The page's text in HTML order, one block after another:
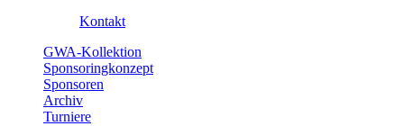
Kontakt
GWA-Kollektion
Sponsoringkonzept
Sponsoren
Archiv
Turniere